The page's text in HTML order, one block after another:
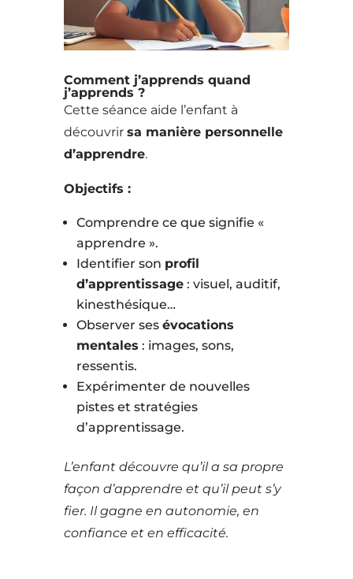
Comment j’apprends quand
j’apprends ?
Cette séance aide l’enfant à
découvrir sa manière personnelle
d’apprendre.
Objectifs :
Comprendre ce que signifie «
apprendre ».
Identifier son profil
d’apprentissage : visuel, auditif,
kinesthésique…
Observer ses évocations
mentales : images, sons,
ressentis.
Expérimenter de nouvelles
pistes et stratégies
d’apprentissage.
L’enfant découvre qu’il a sa propre
façon d’apprendre et qu’il peut s’y
fier. Il gagne en autonomie, en
confiance et en efficacité.